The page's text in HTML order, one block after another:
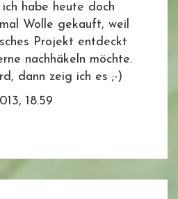
habe heute doch
Wolle gekauft, weil
Projekt entdeckt
nachhäkeln möchte.
dann zeig ich es ;-)
18.59